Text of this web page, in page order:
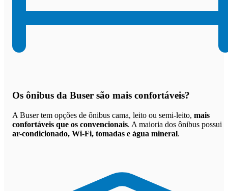
Os ônibus da Buser são mais confortáveis?
A Buser tem opções de ônibus cama, leito ou semi-leito, mais
confortáveis que os convencionais. A maioria dos ônibus possui
ar-condicionado, Wi-Fi, tomadas e água mineral.